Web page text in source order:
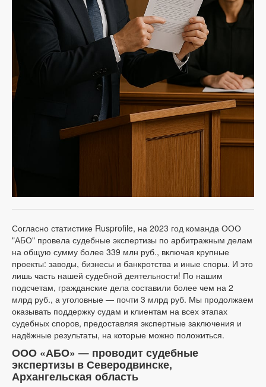
Согласно статистике Rusprofile, на 2023 год команда ООО
"АБО" провела судебные экспертизы по арбитражным делам
на общую сумму более 339 млн руб., включая крупные
проекты: заводы, бизнесы и банкротства и иные споры. И это
лишь часть нашей судебной деятельности! По нашим
подсчетам, гражданские дела составили более чем на 2
млрд руб., а уголовные — почти 3 млрд руб. Мы продолжаем
оказывать поддержку судам и клиентам на всех этапах
судебных споров, предоставляя экспертные заключения и
надёжные результаты, на которые можно положиться.
ООО «АБО» — проводит судебные
экспертизы в Северодвинске,
Архангельская область